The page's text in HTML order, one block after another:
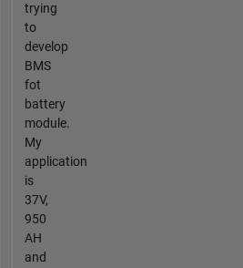
trying
to
develop
BMS
fot
battery
module.
My
application
is
37V,
950
AH
and